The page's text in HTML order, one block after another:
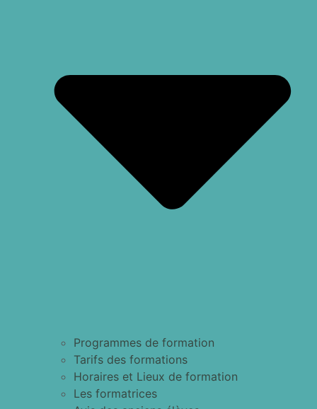
Programmes de formation
Tarifs des formations
Horaires et Lieux de formation
Les formatrices